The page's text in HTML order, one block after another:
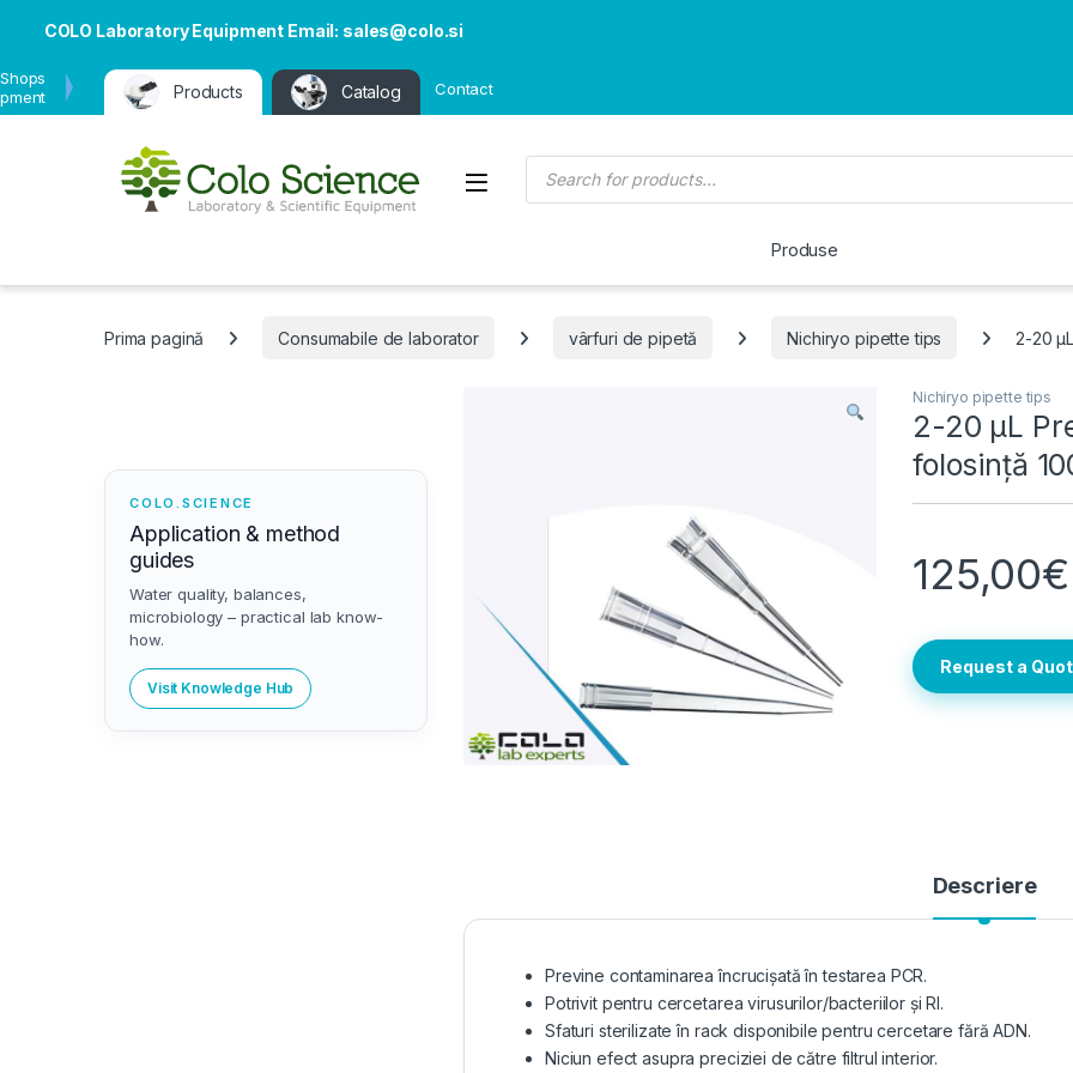
COLO Laboratory Equipment Email: sales@colo.si
Products Catalog Contact
Open
Products search
Produse
Prima pagină Consumabile de laborator vârfuri de pipetă Nichiryo pipette tips 2-20
Nichiryo pipette tips
2-20 µL
folosință
125,00€
Request a
Descriere
Previne contaminarea încrucișată în testarea PCR.
Potrivit pentru cercetarea virusurilor/bacteriilor și RI.
Sfaturi sterilizate în rack disponibile pentru cercetare fără ADN.
Niciun efect asupra preciziei de către filtrul interior.
COLO.SCIENCE
Application & method
guides
Water quality, balances,
microbiology – practical lab know-
how.
Visit Knowledge Hub